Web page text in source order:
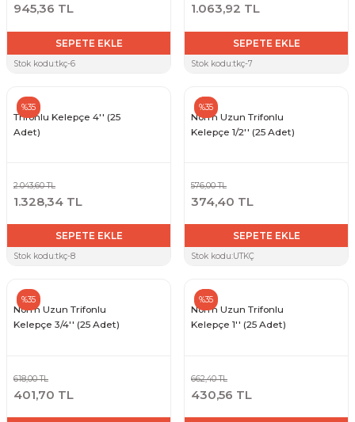
945,36 TL
SEPETE EKLE
Stok kodu:tkç-6
1.063,92 TL
SEPETE EKLE
Stok kodu:tkç-7
Trifonlu Kelepçe 4'' (25
Adet)
%35
2.043,60 TL
1.328,34 TL
SEPETE EKLE
Stok kodu:tkç-8
Norm Uzun Trifonlu
Kelepçe 1/2'' (25 Adet)
%35
576,00 TL
374,40 TL
SEPETE EKLE
Stok kodu:UTKÇ
Norm Uzun Trifonlu
Kelepçe 3/4'' (25 Adet)
%35
618,00 TL
401,70 TL
Norm Uzun Trifonlu
Kelepçe 1'' (25 Adet)
%35
662,40 TL
430,56 TL